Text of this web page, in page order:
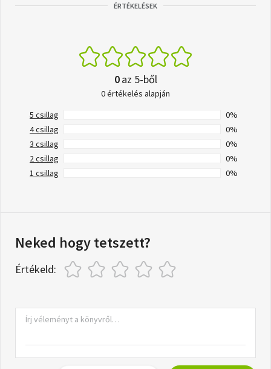
ÉRTÉKELÉSEK
0az 5-ből
0 értékelés alapján
5 csillag
0%
4 csillag
0%
3 csillag
0%
2 csillag
0%
1 csillag
0%
Neked hogy tetszett?
Értékeld: